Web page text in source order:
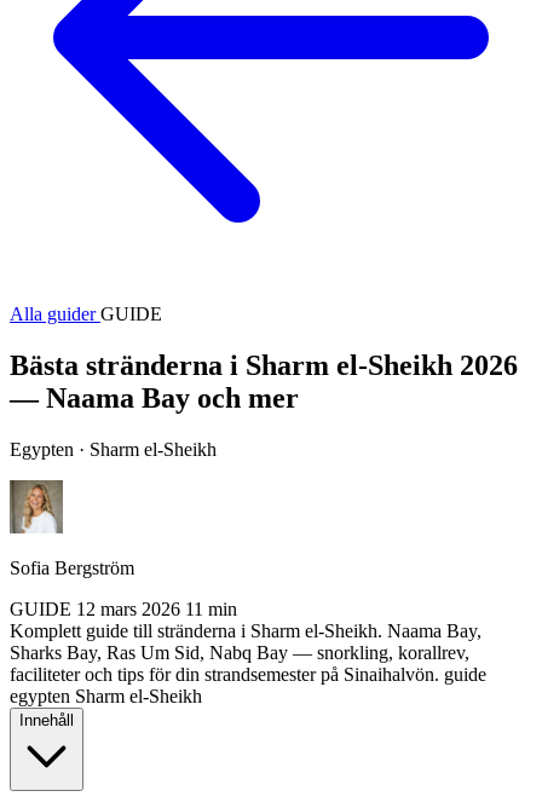
Alla guiderGUIDE
Bästa stränderna i Sharm el-Sheikh 2026
— Naama Bay och mer
Egypten · Sharm el-Sheikh
Sofia Bergström
GUIDE 12 mars 2026 11 min
Komplett guide till stränderna i Sharm el-Sheikh. Naama Bay,
Sharks Bay, Ras Um Sid, Nabq Bay — snorkling, korallrev,
faciliteter och tips för din strandsemester på Sinaihalvön. guide
egypten Sharm el-Sheikh
Innehåll